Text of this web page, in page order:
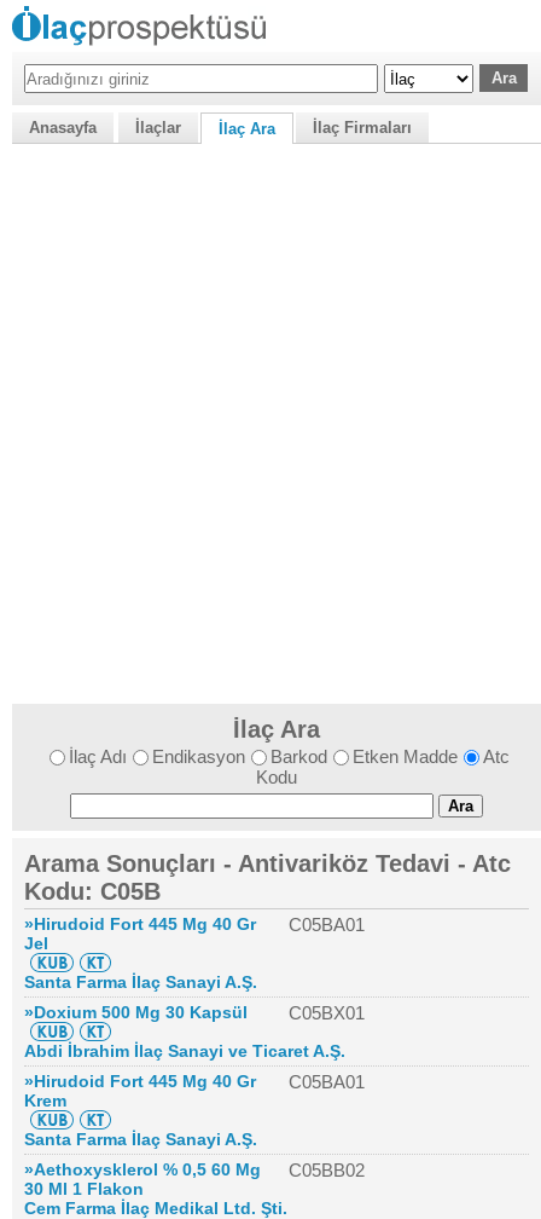
Anasayfa İlaçlar İlaç Ara İlaç Firmaları
İlaç Ara
İlaç Adı Endikasyon Barkod Etken Madde
Atc
Kodu
Arama Sonuçları - Antivariköz Tedavi - Atc
Kodu: C05B
»Hirudoid Fort 445 Mg 40 Gr
Jel
C05BA01
Santa Farma İlaç Sanayi A.Ş.
»Doxium 500 Mg 30 Kapsül
C05BX01
Abdi İbrahim İlaç Sanayi ve Ticaret A.Ş.
»Hirudoid Fort 445 Mg 40 Gr
Krem
C05BA01
Santa Farma İlaç Sanayi A.Ş.
»Aethoxysklerol % 0,5 60 Mg
30 Ml 1 Flakon
C05BB02
Cem Farma İlaç Medikal Ltd. Şti.